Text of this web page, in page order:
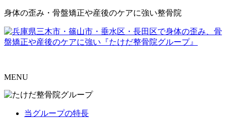
身体の歪み・骨盤矯正や産後のケアに強い整骨院
MENU
当グループの特長